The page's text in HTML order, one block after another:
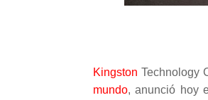
Kingston Technology
mundo, anunció hoy